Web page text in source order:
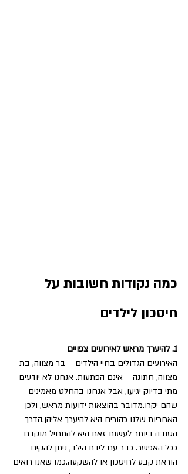
כמה נקודות חשובות על
חיסכון לילדים
1. להיערך מראש לאירועים צפויים
האירועים הגדולים בחיי הילדים – בר מצווה, בת
מצווה, חתונה – אינם הפתעות. אנחנו לא יודעים
מתי בדיוק יגיעו, אבל אנחנו בהחלט מאמינים
שהם יקרו.מדובר בהוצאות ידועות מראש, ולכן
האחריות שלנו כהורים היא להיערך אליהן.הדרך
הטובה ביותר לעשות זאת היא להתחיל מוקדם
ככל האפשר. כבר עם לידת הילד, ניתן להקים
הוראת קבע לחיסכון או להשקעה.כמו שאנו רואים